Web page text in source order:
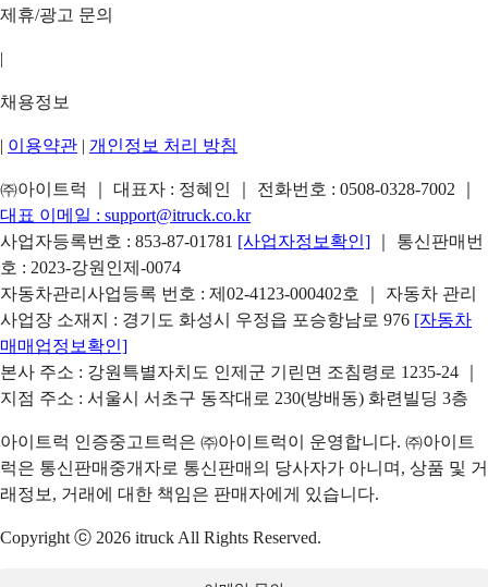
제휴/광고 문의
|
채용정보
| 이용약관 | 개인정보 처리 방침
㈜아이트럭 ｜ 대표자 : 정혜인 ｜ 전화번호 : 0508-0328-7002
대표 이메일 : support@itruck.co.kr
사업자등록번호 : 853-87-01781 [사업자정보확인]
｜ 통신판매번
호 : 2023-강원인제-0074
자동차관리사업등록 번호 : 제02-4123-000402호 ｜ 자동차 관리
사업장 소재지 : 경기도 화성시 우정읍 포승항남로 976 [자동차
매매업정보확인]
본사 주소 : 강원특별자치도 인제군 기린면 조침령로 1235-24 ｜
지점 주소 : 서울시 서초구 동작대로 230(방배동) 화련빌딩 3층
아이트럭 인증중고트럭은 ㈜아이트럭이 운영합니다. ㈜아이트
럭은 통신판매중개자로 통신판매의 당사자가 아니며, 상품 및 거
래정보, 거래에 대한 책임은 판매자에게 있습니다.
Copyright ⓒ 2026 itruck All Rights Reserved.